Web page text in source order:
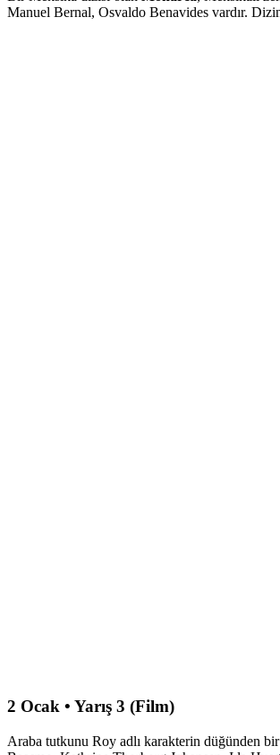
Manuel Bernal, Osvaldo Benavides vardır.
2 Ocak • Yarış 3 (Film)
Araba tutkunu Roy adlı karakterin düğünden